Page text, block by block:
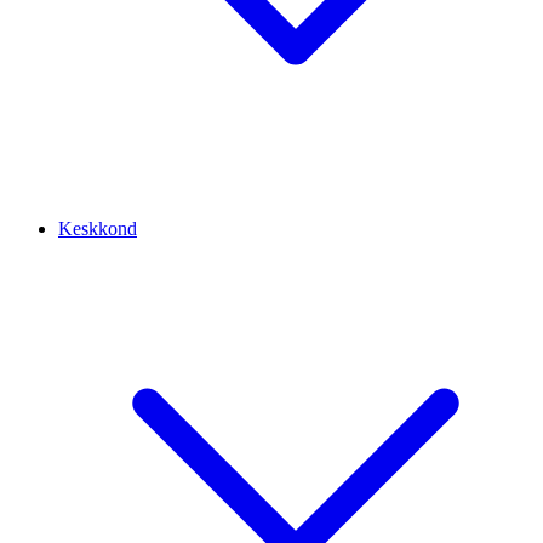
Keskkond